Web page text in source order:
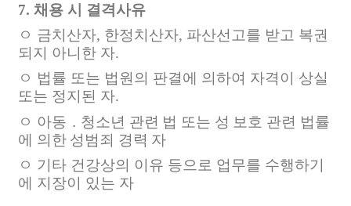
7. 채용 시 결격사유
ㅇ 금치산자, 한정치산자, 파산선고를 받고 복권
되지 아니한 자.
ㅇ 법률 또는 법원의 판결에 의하여 자격이 상실
또는 정지된 자.
ㅇ 아동 ․ 청소년 관련 법 또는 성 보호 관련 법률
에 의한 성범죄 경력 자
ㅇ 기타 건강상의 이유 등으로 업무를 수행하기
에 지장이 있는 자